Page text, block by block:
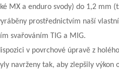
MX a enduro svody) do 1,2 mm
prostřednictvím naší
svařováním TIG a MIG.
v povrchové úpravě z
navrženy tak, aby zlepšily